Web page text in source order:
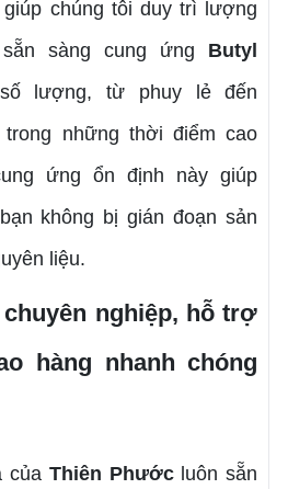
chúng tôi duy trì lượng
sàng cung ứng Butyl
lượng, từ phuy lẻ đến
trong những thời điểm cao
ứng ổn định này giúp
không bị gián đoạn sản
liệu.
nghiệp, hỗ trợ
hàng nhanh chóng
của Thiên Phướcluôn sẵn